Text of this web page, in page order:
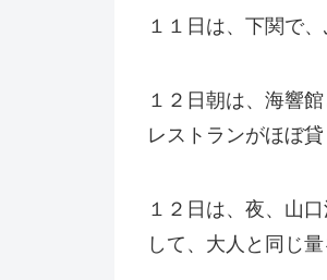
１１日は、下関で
１２日朝は、海響
レストランがほぼ
１２日は、夜、山
して、大人と同じ量